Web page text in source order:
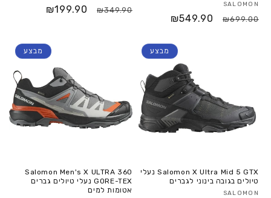
SALOMON
₪699.00
₪549.90
₪349.90
₪199.90
מבצע
Salomon X Ultra Mid 5 GTX נעלי
טיולים בגובה בינוני לגברים
SALOMON
מבצע
Salomon Men's X ULTRA 360
GORE-TEX נעלי טיולים גברים
אטומות למים